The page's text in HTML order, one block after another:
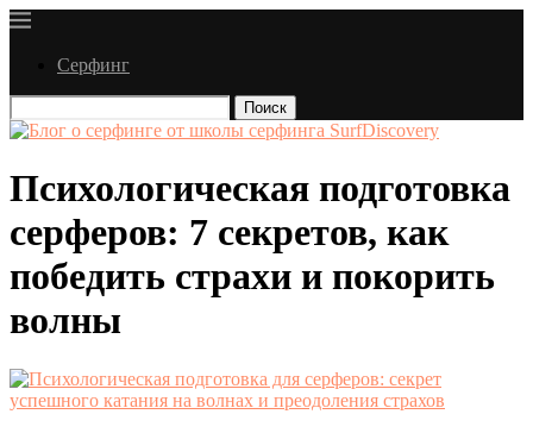
Серфинг
Поиск
Психологическая подготовка
серферов: 7 секретов, как
победить страхи и покорить
волны